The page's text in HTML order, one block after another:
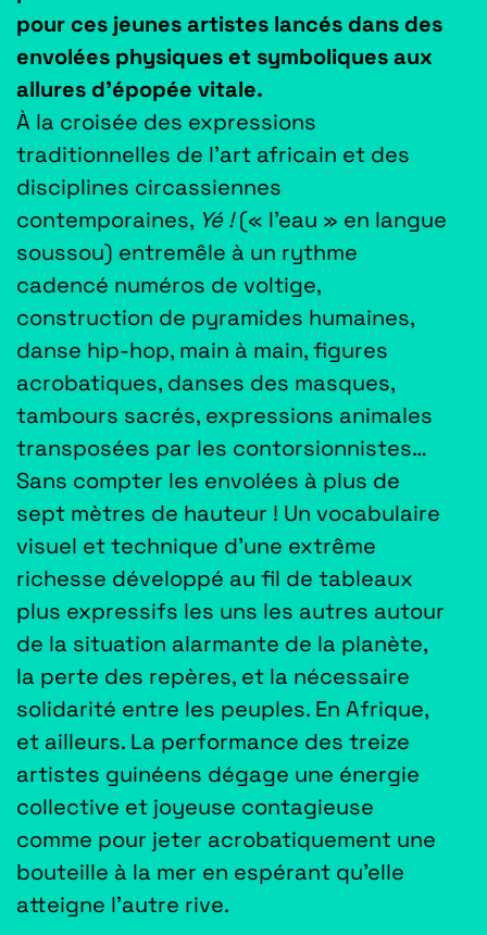
pour ces jeunes artistes lancés dans des
envolées physiques et symboliques aux
allures d’épopée vitale.
À la croisée des expressions
traditionnelles de l’art africain et des
disciplines circassiennes
contemporaines, Yé !(« l’eau » en langue
soussou) entremêle à un rythme
cadencé numéros de voltige,
construction de pyramides humaines,
danse hip-hop, main à main, figures
acrobatiques, danses des masques,
tambours sacrés, expressions animales
transposées par les contorsionnistes…
Sans compter les envolées à plus de
sept mètres de hauteur ! Un vocabulaire
visuel et technique d’une extrême
richesse développé au fil de tableaux
plus expressifs les uns les autres autour
de la situation alarmante de la planète,
la perte des repères, et la nécessaire
solidarité entre les peuples. En Afrique,
et ailleurs. La performance des treize
artistes guinéens dégage une énergie
collective et joyeuse contagieuse
comme pour jeter acrobatiquement une
bouteille à la mer en espérant qu’elle
atteigne l’autre rive.